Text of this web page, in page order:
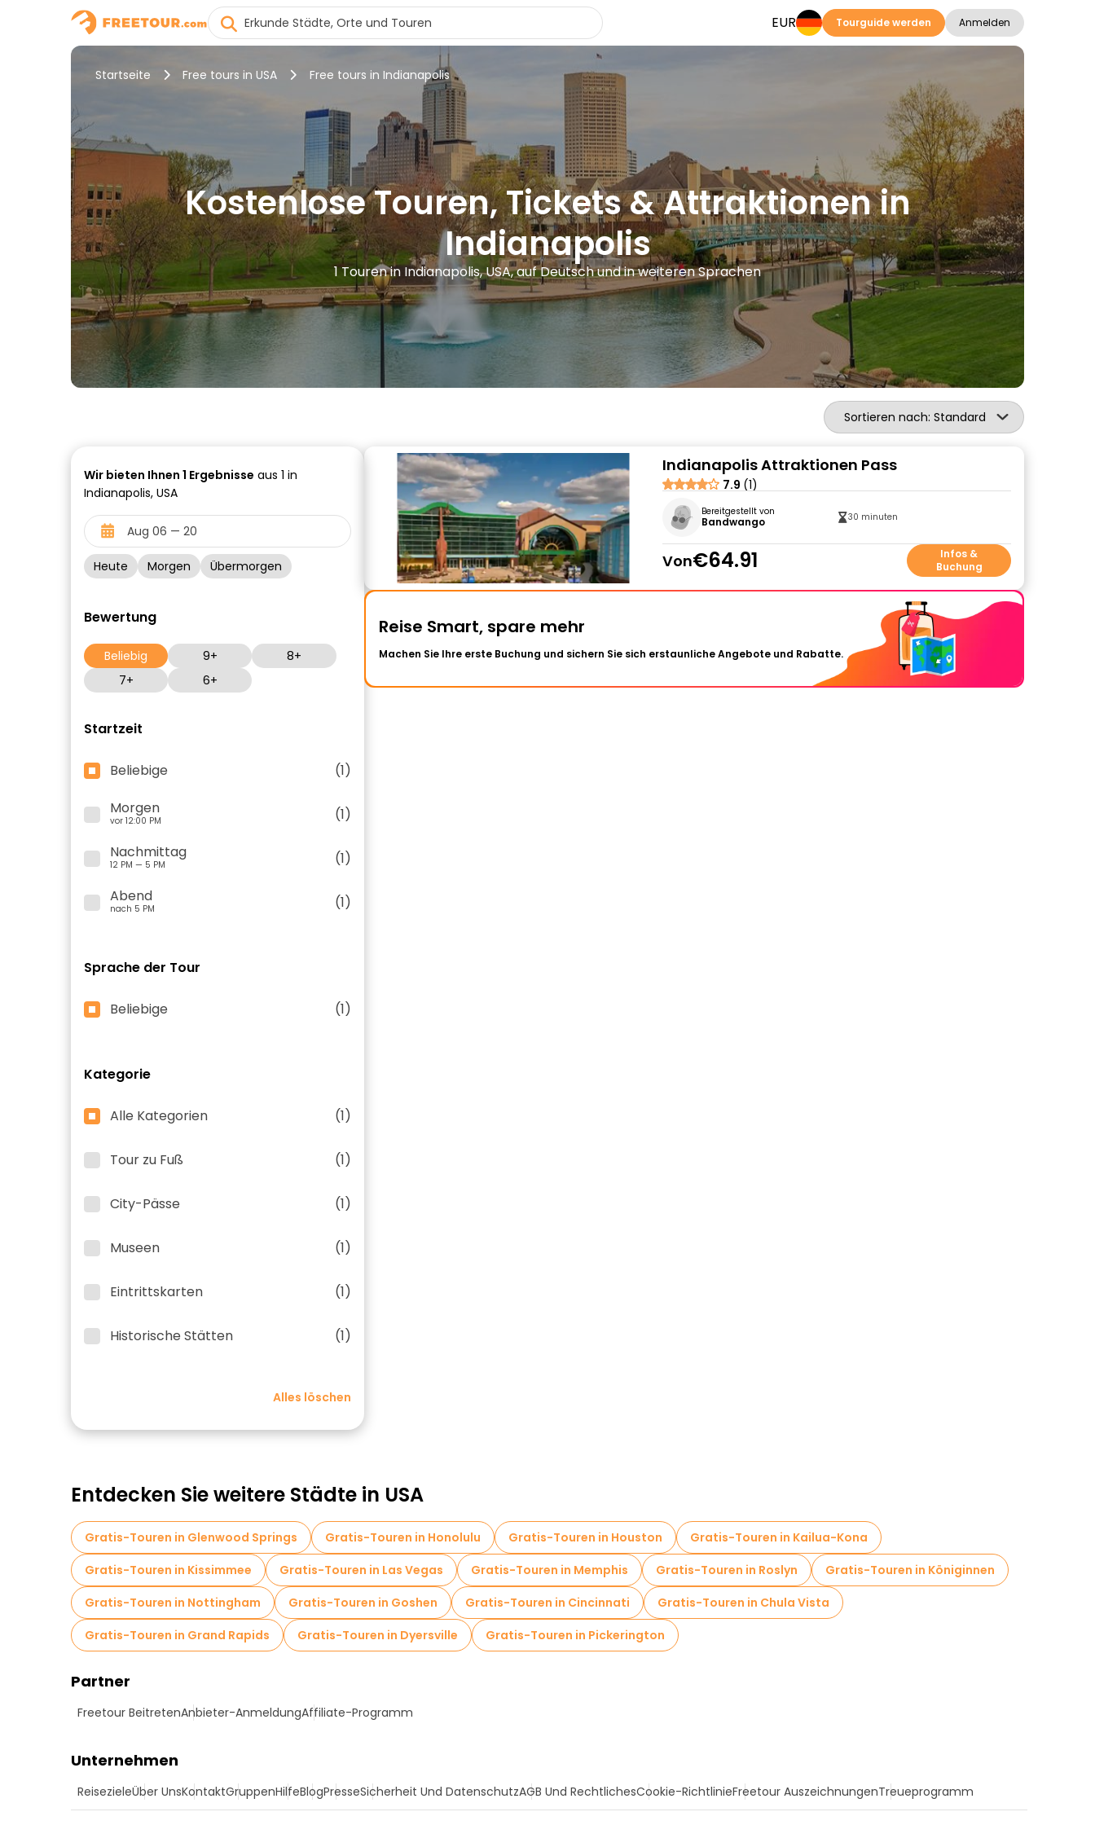
EUR Tourguide werden Anmelden
Startseite Free tours in USA Free tours in Indianapolis
Kostenlose Touren, Tickets & Attraktionen in
Indianapolis
1 Touren in Indianapolis, USA, auf Deutsch und in weiteren Sprachen
Sortieren nach: Standard
Wir bieten Ihnen 1 Ergebnisse aus 1 in
Indianapolis, USA
Heute Morgen Übermorgen
Bewertung
Beliebig 9+
8+
7+
6+
Startzeit
Beliebige
(1)
Morgen
vor 12:00 PM
(1)
Nachmittag
12 PM — 5 PM
(1)
Abend
nach 5 PM (1)
Sprache der Tour
Beliebige (1)
Kategorie
Alle Kategorien (1)
Tour zu Fuß (1)
City-Pässe (1)
Museen (1)
Eintrittskarten (1)
Historische Stätten (1)
Alles löschen
Indianapolis Attraktionen Pass
7.9 (1)
Bereitgestellt von
Bandwango 30 minuten
Von€64.91
Infos &
Buchung
Reise Smart, spare mehr
Machen Sie Ihre erste Buchung und sichern Sie sich erstaunliche Angebote und Rabatte.
Entdecken Sie weitere Städte in USA
Gratis-Touren in Glenwood Springs Gratis-Touren in Honolulu Gratis-Touren in Houston
Gratis-Touren in Kailua-Kona
Gratis-Touren in Kissimmee
Gratis-Touren in Las Vegas Gratis-Touren in Memphis Gratis-Touren in Roslyn
Gratis-Touren in Königinnen
Gratis-Touren in Nottingham
Gratis-Touren in Goshen Gratis-Touren in Cincinnati
Gratis-Touren in Chula Vista
Gratis-Touren in Grand Rapids
Gratis-Touren in Dyersville Gratis-Touren in Pickerington
Partner
Freetour BeitretenAnbieter-AnmeldungAffiliate-Programm
Unternehmen
ReisezieleÜber UnsKontaktGruppenHilfeBlogPresseSicherheit Und DatenschutzAGB Und RechtlichesCookie-RichtlinieFreetour AuszeichnungenTreueprogramm